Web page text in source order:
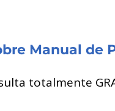
Manual de
totalmente